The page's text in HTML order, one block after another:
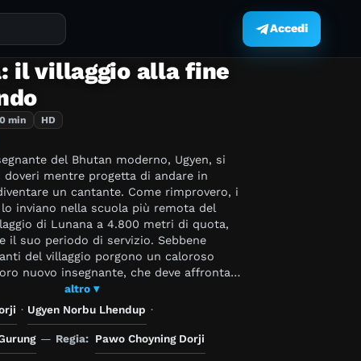
Accedi
il villaggio alla fine
min HD
del Bhutan moderno, Ugyen, si
mentre progetta di andare in
un cantante. Come rimprovero, i
inviano nella scuola più remota del
di Lunana a 4.800 metri di quota,
il suo periodo di servizio. Sebbene
del villaggio porgono un caloroso
nuovo insegnante, che deve affrontare
di insegnare ai bambini del villaggio
didattico a disposizione. Preso
a poco inizia a conoscere la felicità
degli abitanti del villaggio, dotati di una
altro ▾
· Ugyen Norbu Lhendup ·
— Regia: Pawo Choyning Dorji